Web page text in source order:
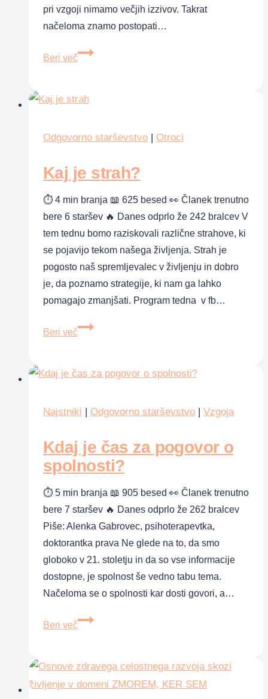
pri vzgoji nimamo večjih izzivov. Takrat
načeloma znamo postopati…
Beri več
Vpliv
starša
vzgojo
Odgovorno starševstvo | Otroci
Kaj je strah?
⏱ 4 min branja 📖 625 besed 👀 Članek trenutno
bere 6 staršev 🔥 Danes odprlo že 242 bralcev V
tem tednu bomo raziskovali različne strahove, ki
se pojavijo tekom našega življenja. Strah je
pogosto naš spremljevalec v življenju in dobro
je, da poznamo strategije, ki nam ga lahko
pomagajo zmanjšati. Program tedna v fb…
Beri več
Kaj
Najstniki | Odgovorno starševstvo | Vzgoja
Kdaj je čas za pogovor o
spolnosti?
⏱ 5 min branja 📖 905 besed 👀 Članek trenutno
bere 7 staršev 🔥 Danes odprlo že 262 bralcev
Piše: Alenka Gabrovec, psihoterapevtka,
doktorantka prava Ne glede na to, da smo
globoko v 21. stoletju in da so vse informacije
dostopne, je spolnost še vedno tabu tema.
Načeloma se o spolnosti kar dosti govori, a…
Beri več
Kdaj
za
pogovor